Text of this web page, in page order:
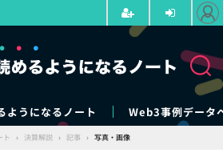
ようになるノート Web3事例データ
ト › 決算解説 › 記事 › 写真・画像